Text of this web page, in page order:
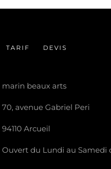
TARIF DEVIS
marin beaux arts
70, avenue Gabriel Peri
94110 Arcueil
Ouvert du Lundi au Samedi